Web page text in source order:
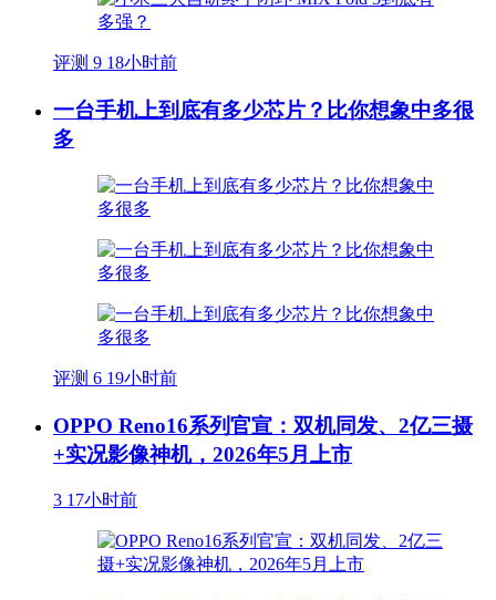
评测 9 18小时前
一台手机上到底有多少芯片？比你想象中多很
多
评测 6 19小时前
OPPO Reno16系列官宣：双机同发、2亿三摄
+实况影像神机，2026年5月上市
3 17小时前